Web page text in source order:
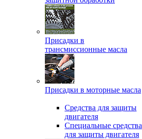
Присадки в
трансмиссионные масла
Присадки в моторные масла
Средства для защиты
двигателя
Специальныe средства
для защиты двигателя